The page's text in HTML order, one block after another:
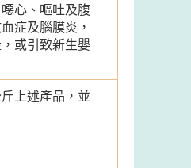
心、嘔吐及腹
症及腦膜炎，
或引致新生嬰
上述產品，並